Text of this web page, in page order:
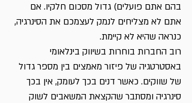
בהם אתם פועלים) גדול מסכום חלקיו. אם
אתם לא מצליחים לנמק לעצמכם את הסינרגיה,
כנראה שהיא לא קיימת.
רוב החברות בוחרות בשיווק בינלאומי
באסטרטגיה של פיזור מאמצים בין מספר גדול
של שווקים. כאשר דנים בכך לעומק, אין בכך
סינרגיה ומסתבר שהקצאת המשאבים לשוק